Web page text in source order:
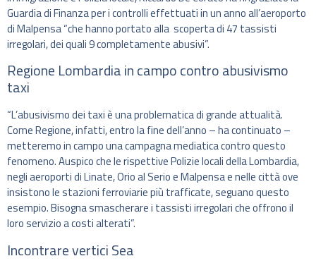
Guardia di Finanza per i controlli effettuati in un anno all’aeroporto
di Malpensa “che hanno portato alla scoperta di 47 tassisti
irregolari, dei quali 9 completamente abusivi”.
Regione Lombardia in campo contro abusivismo
taxi
“L’abusivismo dei taxi è una problematica di grande attualità.
Come Regione, infatti, entro la fine dell’anno – ha continuato –
metteremo in campo una campagna mediatica contro questo
fenomeno. Auspico che le rispettive Polizie locali della Lombardia,
negli aeroporti di Linate, Orio al Serio e Malpensa e nelle città ove
insistono le stazioni ferroviarie più trafficate, seguano questo
esempio. Bisogna smascherare i tassisti irregolari che offrono il
loro servizio a costi alterati”.
Incontrare vertici Sea